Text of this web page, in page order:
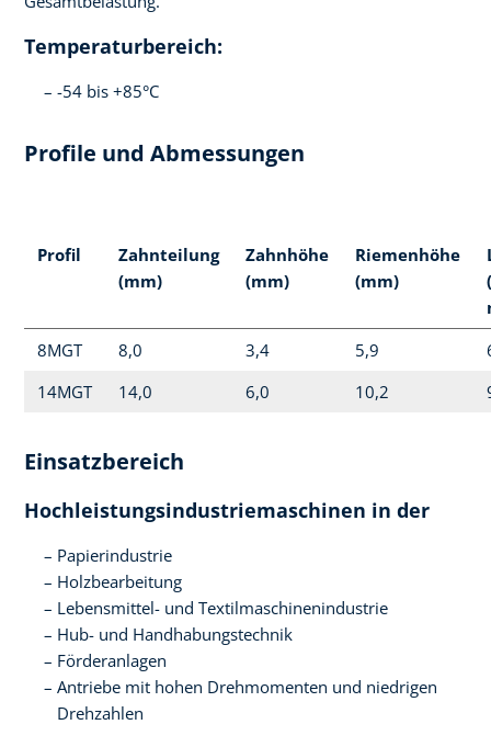
Temperaturbereich:
-54 bis +85°C
Profile und Abmessungen
Profil
Zahnteilung
(mm)
Zahnhöhe
(mm)
Riemenhöhe
(mm)
8MGT
8,0 3,4 5,9
14MGT
14,0 6,0 10,2
Einsatzbereich
Hochleistungsindustriemaschinen in der
Papierindustrie
Holzbearbeitung
Lebensmittel- und Textilmaschinenindustrie
Hub- und Handhabungstechnik
Förderanlagen
Antriebe mit hohen Drehmomenten und niedrigen
Drehzahlen